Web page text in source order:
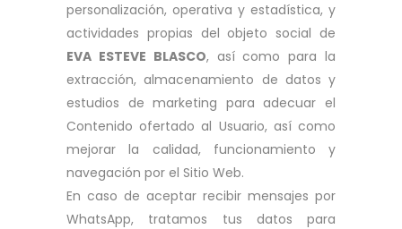
personalización, operativa y estadística, y
actividades propias del objeto social de
EVA ESTEVE BLASCO, así como para la
extracción, almacenamiento de datos y
estudios de marketing para adecuar el
Contenido ofertado al Usuario, así como
mejorar la calidad, funcionamiento y
navegación por el Sitio Web.
En caso de aceptar recibir mensajes por
WhatsApp, tratamos tus datos para